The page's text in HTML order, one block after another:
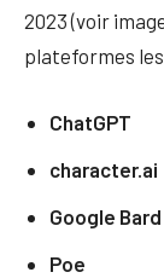
2023 (voir
plateformes
ChatGPT
character.ai
Google Bard
Poe